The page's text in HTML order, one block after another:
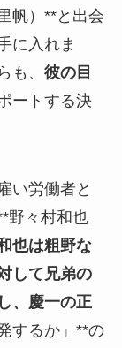
帆）**と出会
に入れま
も、 彼の目
ートする決
い労働者と
野々村和也
也は粗野な
して兄弟の
、慶一の正
するか」**の